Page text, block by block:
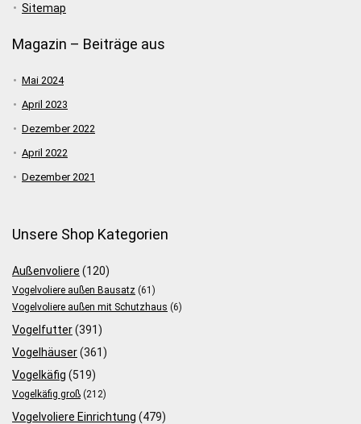
Sitemap
Magazin – Beiträge aus
Mai 2024
April 2023
Dezember 2022
April 2022
Dezember 2021
Unsere Shop Kategorien
Außenvoliere (120)
Vogelvoliere außen Bausatz (61)
Vogelvoliere außen mit Schutzhaus (6)
Vogelfutter(391)
Vogelhäuser(361)
Vogelkäfig (519)
Vogelkäfig groß (212)
Vogelvoliere Einrichtung (479)